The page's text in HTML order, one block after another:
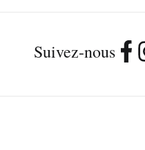
Suivez-nous